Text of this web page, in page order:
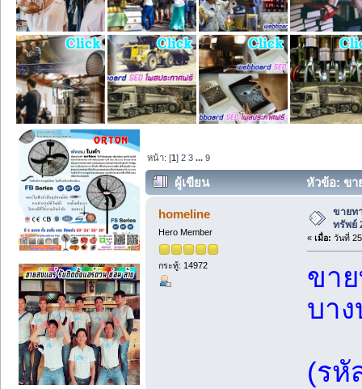
หน้า: [1]2 3 ...9
ผู้เขียน หัวข้อ: ขา
homeline
Hero Member
กระทู้: 14972
ขายท
ทรัพย์
« เมื่อ: วันที่
ขา
บา
(รหั